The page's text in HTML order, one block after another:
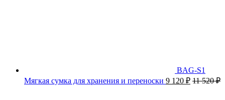
BAG-S1
Мягкая сумка для хранения и переноски 9 120 ₽ 11 520₽